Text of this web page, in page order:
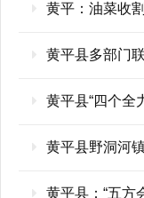
黄平：油菜收
黄平县多部门
黄平县“四个全
黄平县野洞河
黄平县：“五方